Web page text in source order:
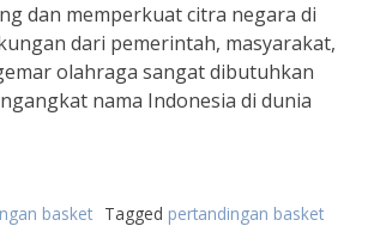
dan memperkuat citra negara di
dari pemerintah, masyarakat,
olahraga sangat dibutuhkan
nama Indonesia di dunia
basket Tagged pertandingan basket